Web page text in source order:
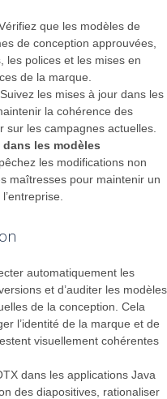
que les modèles de
de conception approuvées,
les polices et les mises en
de la marque.
Suivez les mises à jour dans les
la cohérence des
les campagnes actuelles.
les modèles
les modifications non
maîtresses pour maintenir un
automatiquement les
et d’auditer les modèles
de la conception. Cela
l’identité de la marque et de
visuellement cohérentes
dans les applications Java
des diapositives, rationaliser